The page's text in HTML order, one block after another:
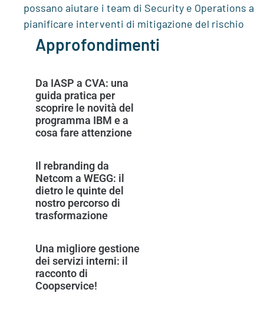
possano aiutare i team di Security e Operations a
pianificare interventi di mitigazione del rischio
Approfondimenti
Da IASP a CVA: una
guida pratica per
scoprire le novità del
programma IBM e a
cosa fare attenzione
Il rebranding da
Netcom a WEGG: il
dietro le quinte del
nostro percorso di
trasformazione
Una migliore gestione
dei servizi interni: il
racconto di
Coopservice!